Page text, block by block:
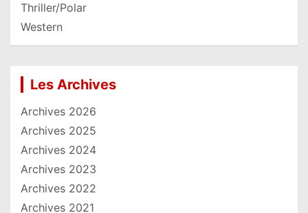
Thriller/Polar
Western
Les Archives
Archives 2026
Archives 2025
Archives 2024
Archives 2023
Archives 2022
Archives 2021